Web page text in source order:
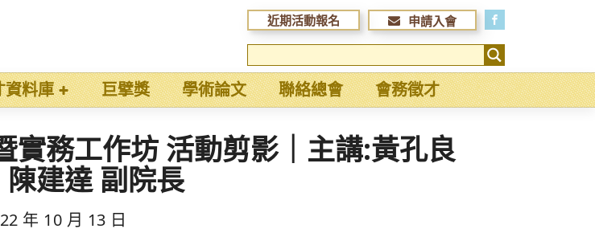
近期活動報名 申請入會
資料庫 巨擘獎 學術論文 聯絡總會 會務徵才
務工作坊 活動剪影｜主講:黃孔良
建達 副院長
年 10 月 13 日